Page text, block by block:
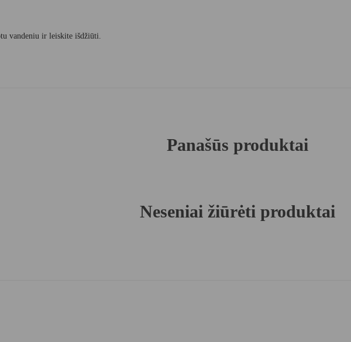
vandeniu ir leiskite išdžiūti.
Panašūs produktai
Neseniai žiūrėti produktai